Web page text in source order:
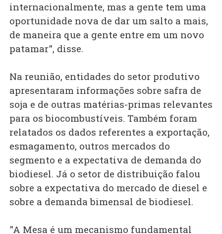
internacionalmente, mas a gente tem uma
oportunidade nova de dar um salto a mais,
de maneira que a gente entre em um novo
patamar", disse.
Na reunião, entidades do setor produtivo
apresentaram informações sobre safra de
soja e de outras matérias-primas relevantes
para os biocombustíveis. Também foram
relatados os dados referentes a exportação,
esmagamento, outros mercados do
segmento e a expectativa de demanda do
biodiesel. Já o setor de distribuição falou
sobre a expectativa do mercado de diesel e
sobre a demanda bimensal de biodiesel.
"A Mesa é um mecanismo fundamental